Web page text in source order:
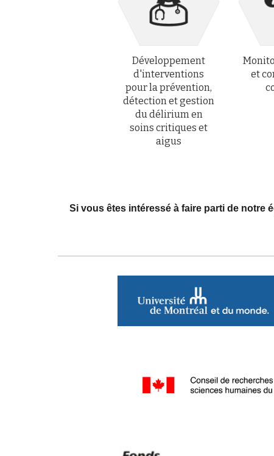
Développement
d'interventions
pour la prévention,
détection et gestion
du délirium en
soins critiques et
aigus
et
Si vous êtes intéressé à faire parti de notre